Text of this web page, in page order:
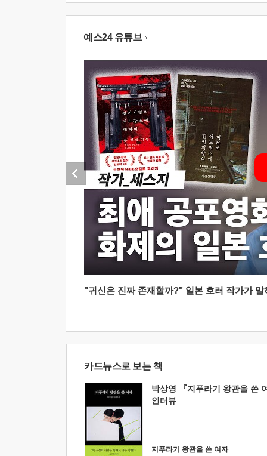
예스24 유튜브
"귀신은 진짜 존재할까?" 일본 호러 작가가
카드뉴스로 보는 책
박상영 『지푸라기 왕관을 쓴
인터뷰
지푸라기 왕관을 쓴 여자